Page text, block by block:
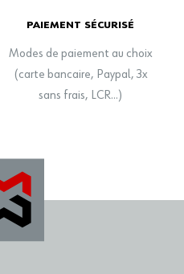
PAIEMENT SÉCURISÉ
Modes de paiement au choix
(carte bancaire, Paypal, 3x
sans frais, LCR…)